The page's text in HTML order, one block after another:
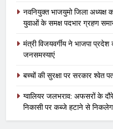
नवनियुक्त भाजयुमो जिला अध्यक्ष
युवाओं के समक्ष पदभार ग्रहण
मंत्री विजयवर्गीय ने भाजपा प्रदेश
जनसमस्याएं
बच्चों की सुरक्षा पर सरकार श्वेत
ग्वालियर जलभराव: अफसरों के
निकासी पर कब्जे हटाने से